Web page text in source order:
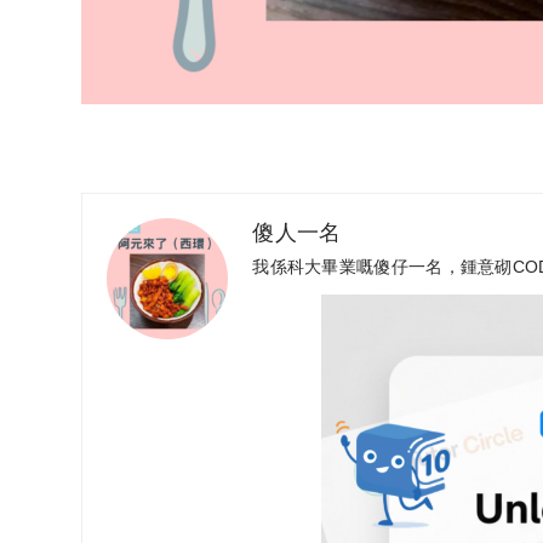
傻人一名
我係科大畢業嘅傻仔一名，鍾意砌